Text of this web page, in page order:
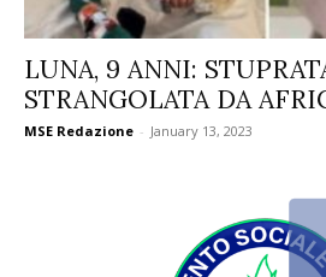
LUNA, 9 ANNI:
STRANGOLATA DA
MSE Redazione - January 13, 2023